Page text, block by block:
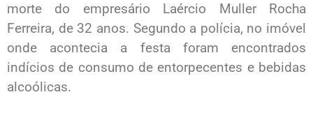
morte do empresário Laércio Muller Rocha
Ferreira, de 32 anos. Segundo a polícia, no imóvel
onde acontecia a festa foram encontrados
indícios de consumo de entorpecentes e bebidas
alcoólicas.